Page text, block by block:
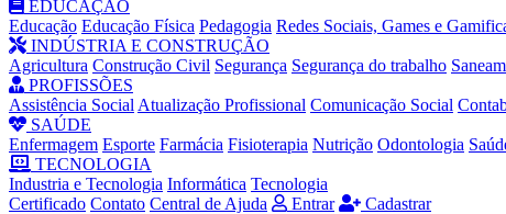
EDUCAÇÃO
Educação Educação Física Pedagogia Redes Sociais, Games e
INDÚSTRIA E CONSTRUÇÃO
Agricultura Construção Civil Segurança Segurança do trabalho
PROFISSÕES
Assistência Social Atualização Profissional Comunicação Social
SAÚDE
Enfermagem Esporte Farmácia Fisioterapia Nutrição Odontologia
TECNOLOGIA
Industria e Tecnologia Informática Tecnologia
Certificado Contato Central de Ajuda Entrar Cadastrar